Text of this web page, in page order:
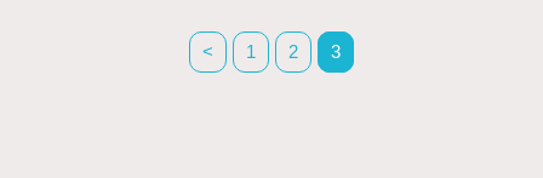
< 1 2 3